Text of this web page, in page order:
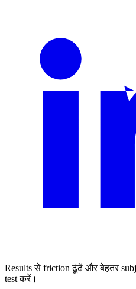
Results से friction ढूंढें और बेहतर
test करें।